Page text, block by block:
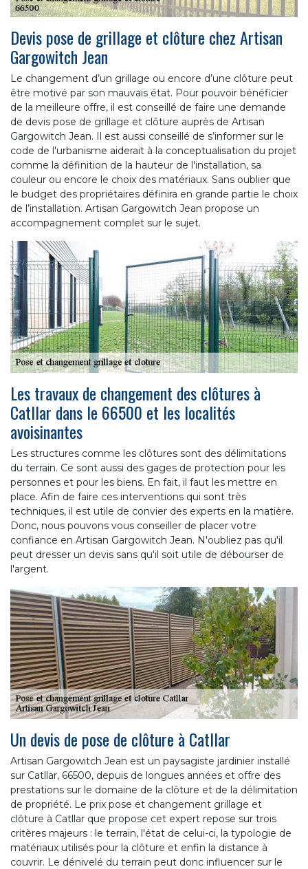
Devis pose de grillage et clôture chez Artisan
Gargowitch Jean
Le changement d’un grillage ou encore d’une clôture peut
être motivé par son mauvais état. Pour pouvoir bénéficier
de la meilleure offre, il est conseillé de faire une demande
de devis pose de grillage et clôture auprès de Artisan
Gargowitch Jean. Il est aussi conseillé de s’informer sur le
code de l'urbanisme aiderait à la conceptualisation du projet
comme la définition de la hauteur de l'installation, sa
couleur ou encore le choix des matériaux. Sans oublier que
le budget des propriétaires définira en grande partie le choix
de l’installation. Artisan Gargowitch Jean propose un
accompagnement complet sur le sujet.
Les travaux de changement des clôtures à
Catllar dans le 66500 et les localités
avoisinantes
Les structures comme les clôtures sont des délimitations
du terrain. Ce sont aussi des gages de protection pour les
personnes et pour les biens. En fait, il faut les mettre en
place. Afin de faire ces interventions qui sont très
techniques, il est utile de convier des experts en la matière.
Donc, nous pouvons vous conseiller de placer votre
confiance en Artisan Gargowitch Jean. N'oubliez pas qu'il
peut dresser un devis sans qu'il soit utile de débourser de
l'argent.
Un devis de pose de clôture à Catllar
Artisan Gargowitch Jean est un paysagiste jardinier installé
sur Catllar, 66500, depuis de longues années et offre des
prestations sur le domaine de la clôture et de la délimitation
de propriété. Le prix pose et changement grillage et
clôture à Catllar que propose cet expert repose sur trois
critères majeurs : le terrain, l'état de celui-ci, la typologie de
matériaux utilisés pour la clôture et enfin la distance à
couvrir. Le dénivelé du terrain peut donc influencer sur le